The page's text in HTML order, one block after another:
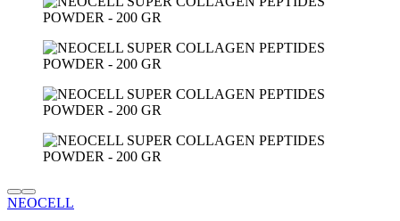
NEOCELL